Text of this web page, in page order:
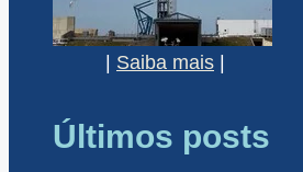
Saiba mais
Últimos posts